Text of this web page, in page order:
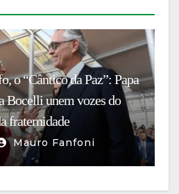
o “Cântico da Paz”: Papa
Bocelli unem vozes do
fraternidade
Mauro Fanfoni